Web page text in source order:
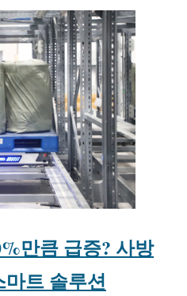
만큼 급증? 사방
트 솔루션